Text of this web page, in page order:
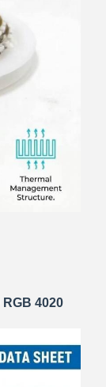
4020